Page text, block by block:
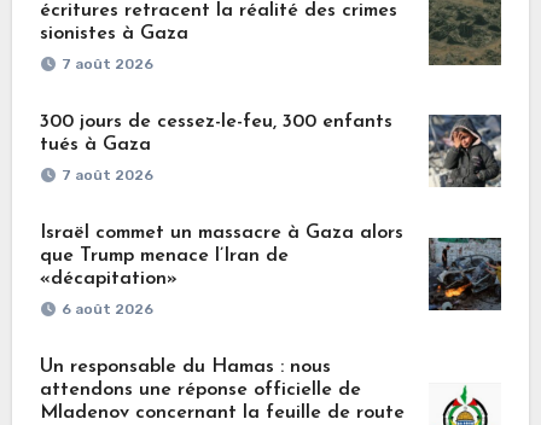
écritures retracent la réalité des crimes
sionistes à Gaza
7 août 2026
300 jours de cessez-le-feu, 300 enfants
tués à Gaza
7 août 2026
Israël commet un massacre à Gaza alors
que Trump menace l’Iran de
«décapitation»
6 août 2026
Un responsable du Hamas : nous
attendons une réponse officielle de
Mladenov concernant la feuille de route